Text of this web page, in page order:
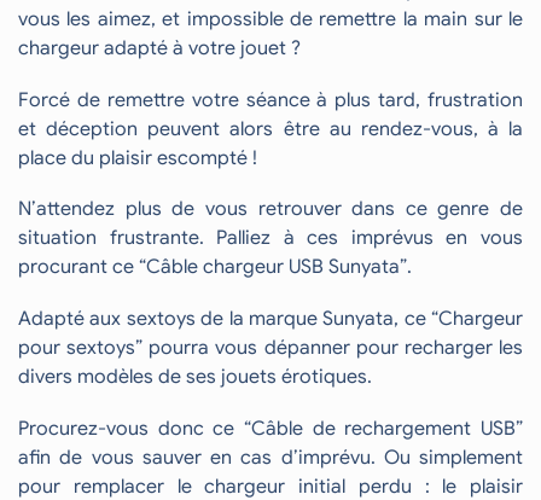
vous les aimez, et impossible de remettre la main sur le
chargeur adapté à votre jouet ?
Forcé de remettre votre séance à plus tard, frustration
et déception peuvent alors être au rendez-vous, à la
place du plaisir escompté !
N’attendez plus de vous retrouver dans ce genre de
situation frustrante. Palliez à ces imprévus en vous
procurant ce “Câble chargeur USB Sunyata”.
Adapté aux sextoys de la marque Sunyata, ce “Chargeur
pour sextoys” pourra vous dépanner pour recharger les
divers modèles de ses jouets érotiques.
Procurez-vous donc ce “Câble de rechargement USB”
afin de vous sauver en cas d’imprévu. Ou simplement
pour remplacer le chargeur initial perdu : le plaisir